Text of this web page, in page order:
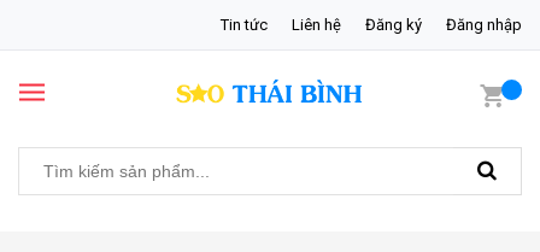
Tin tức Liên hệ Đăng ký Đăng nhập